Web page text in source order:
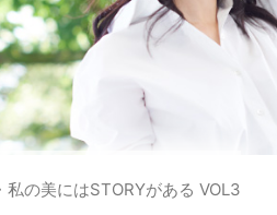
の美にはSTORYがある VOL3